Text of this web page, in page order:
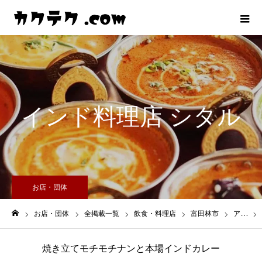
インド料理店 シタル
お店・団体
お店・団体 全掲載一覧 飲食・料理店 富田林市 ア行
焼き立てモチモチナンと本場インドカレー